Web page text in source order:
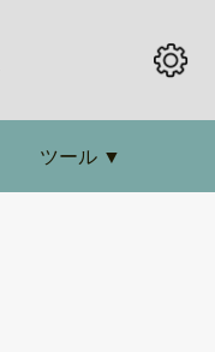
ツール ▼